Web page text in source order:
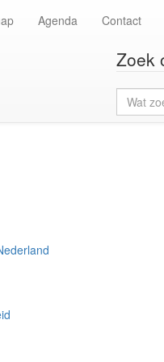
Agenda Contact
Zoek
Wat
zoek
je?